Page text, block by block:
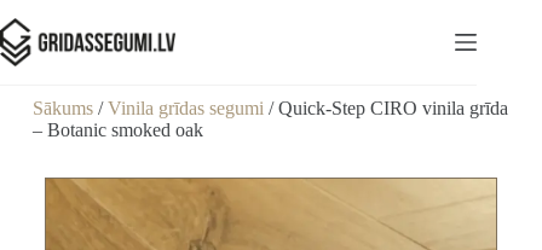
Sākums/Vinila grīdas segumi / Quick-Step CIRO vinila grīda
– Botanic smoked oak